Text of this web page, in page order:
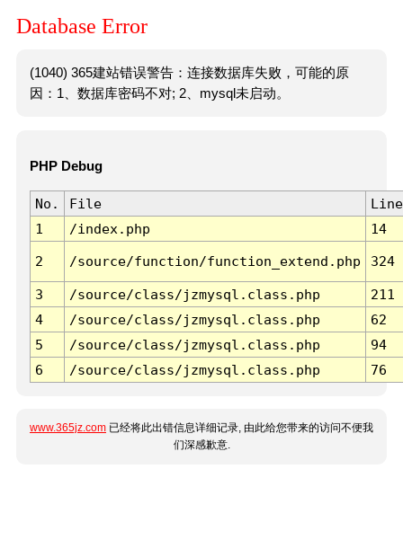
Database Error
(1040) 365建站错误警告：连接数据库失败，可能的原
因：1、数据库密码不对; 2、mysql未启动。
PHP Debug
No. File
Line
1
/index.php 14
2 /source/function/function_extend.php 324
3 /source/class/jzmysql.class.php
211
4
/source/class/jzmysql.class.php
62
5
/source/class/jzmysql.class.php
94
6
/source/class/jzmysql.class.php 76
www.365jz.com 已经将此出错信息详细记录, 由此给您带来的访问不便我
们深感歉意.